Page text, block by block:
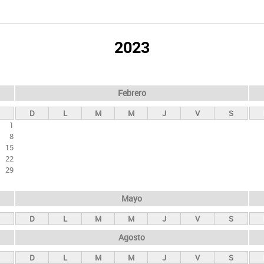
2023
1
8
15
22
29
Febrero
D L M M J V S
Mayo
D L M M J V S
Agosto
D L M M J V S